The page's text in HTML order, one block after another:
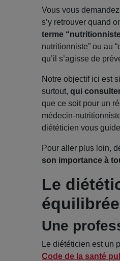
Vous vous
s’y retrouver quand
terme
nutritionniste” ou au
qu’il s’agisse de
Notre objectif ici est
surtout, qui
que ce soit pour un
médecin-
diététicien vous
Pour aller plus loin,
son importance à
Le
Une
Le diététicien est un
Code de la santé